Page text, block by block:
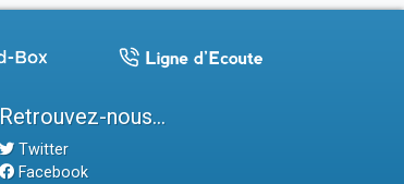
Retrouvez-nous...
Twitter
Facebook